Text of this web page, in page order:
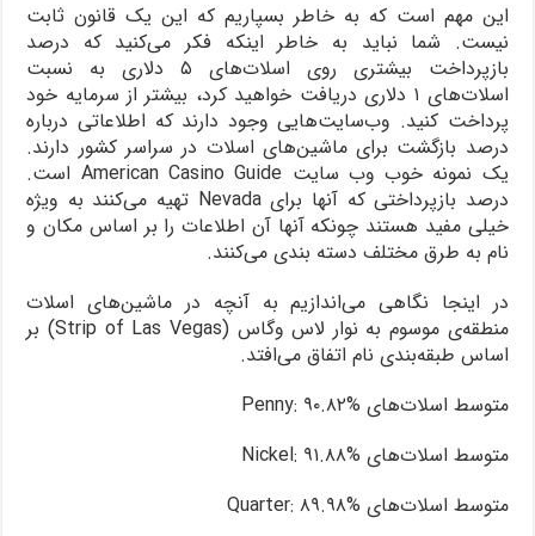
این مهم است که به خاطر بسپاریم که این یک قانون ثابت
نیست. شما نباید به خاطر اینکه فکر می‌کنید که درصد
بازپرداخت بیشتری روی اسلات‌های ۵ دلاری به نسبت
اسلات‌های ۱ دلاری دریافت خواهید کرد، بیشتر از سرمایه خود
پرداخت کنید. وب‌سایت‌هایی وجود دارند که اطلاعاتی درباره
درصد بازگشت برای ماشین‌های اسلات در سراسر کشور دارند.
یک نمونه خوب وب سایت American Casino Guide است.
درصد بازپرداختی که آنها برای Nevada تهیه می‌کنند به ویژه
خیلی مفید هستند چونکه آنها آن اطلاعات را بر اساس مکان و
نام به طرق مختلف دسته بندی می‌کنند.
در اینجا نگاهی می‌اندازیم به آنچه در ماشین‌های اسلات
منطقه‌ی موسوم به نوار لاس وگاس (Strip of Las Vegas) بر
اساس طبقه‌‌بندی نام اتفاق می‌افتد.
متوسط اسلات‌های Penny: ۹۰.۸۲%
متوسط اسلات‌های Nickel: ۹۱.۸۸%
متوسط اسلات‌های Quarter: ۸۹.۹۸%